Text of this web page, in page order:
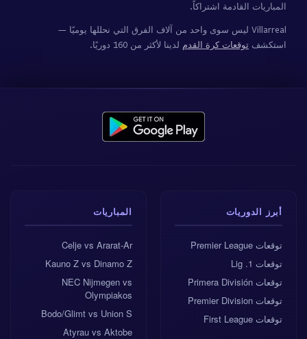
المباريات القادمة اشتراكاً.
Villarreal ليس سوى واحد من آلاف الفرق التي نحللها يوميًا —
استكشف توقعات كرة القدم لدينا لأكثر من 160 دوريًا.
أبرز الدوريات
توقعات Premier League
توقعات 1. Lig
توقعات Primera División
توقعات Premier Division
توقعات First League
المباريات
Celje vs Ararat-Ar
Kauno Z vs Dinamo Z
NEC Nijmegen vs
Olympiakos
Bodo/Glimt vs Union S
Atyrau vs Aktobe